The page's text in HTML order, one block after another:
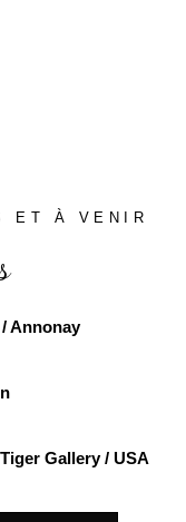
ET À VENIR
Annonay
Gallery / USA